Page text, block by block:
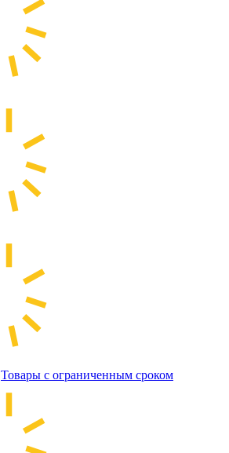
Товары с ограниченным сроком